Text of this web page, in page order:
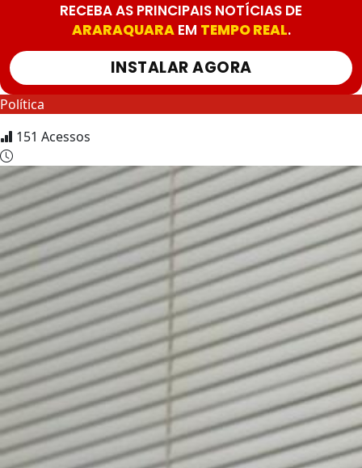
RECEBA AS PRINCIPAIS NOTÍCIAS DE
ARARAQUARAEM TEMPO REAL.
INSTALAR AGORA
Política
151 Acessos